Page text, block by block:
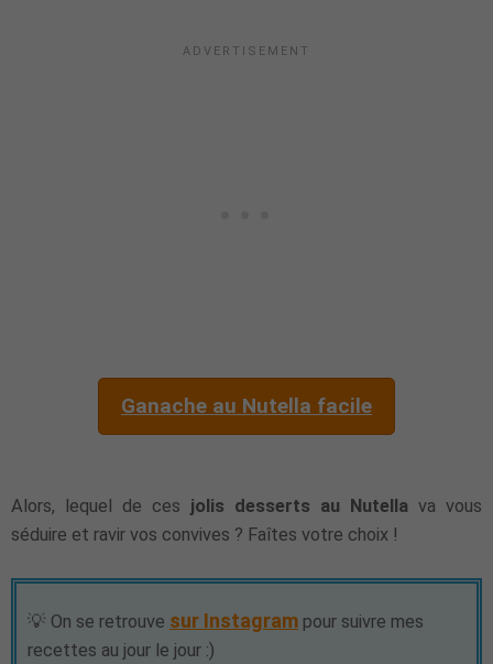
Ganache au Nutella facile
Alors, lequel de ces jolis desserts au Nutella va vous
séduire et ravir vos convives ? Faîtes votre choix !
💡 On se retrouve sur Instagram pour suivre mes
recettes au jour le jour :)